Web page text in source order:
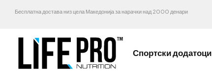
Бесплатна достава низ цела Македонија за нарачки над 2000 денари
Спортски додатоци